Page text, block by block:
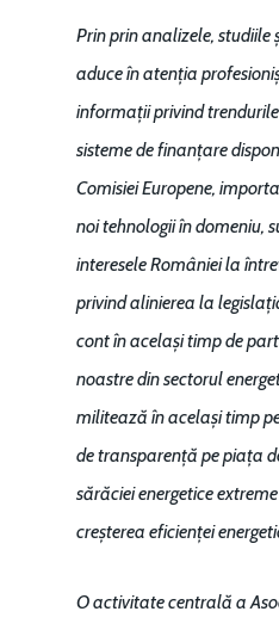
Prinprin analizele, studiile
aduce în atenția
informații privind
sisteme de finanțare
Comisiei Europene,
noi tehnologii în domeniu,
interesele României la
privind alinierea la
cont în același timp de
noastre din sectorul
militează în același timp
de transparență pe piața
sărăciei energetice
creșterea eficienței
O activitate centrală a